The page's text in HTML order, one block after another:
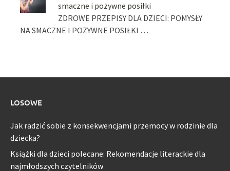
smaczne i pożywne posiłki
ZDROWE PRZEPISY DLA DZIECI: POMYSŁY
NA SMACZNE I POŻYWNE POSIŁKI …
LOSOWE
Jak radzić sobie z konsekwencjami przemocy w rodzinie dla
dziecka?
Książki dla dzieci polecane: Rekomendacje literackie dla
najmłodszych czytelników